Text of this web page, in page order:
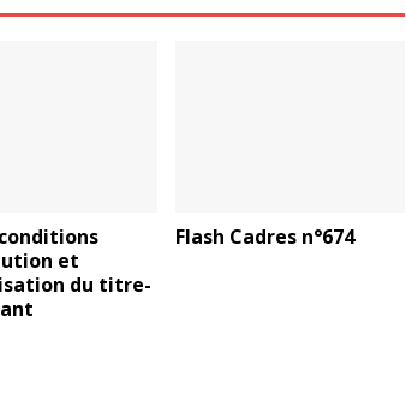
et
du titre-
Flash Cadres n°674